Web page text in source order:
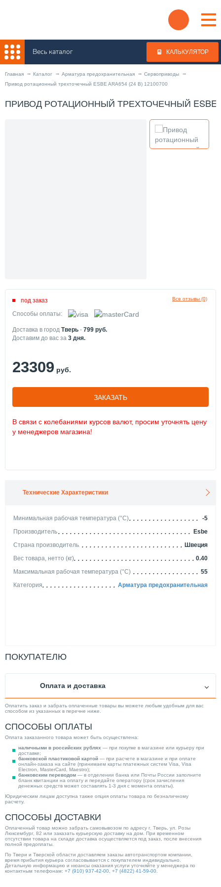
Весь каталог КАЛЬКУЛЯТОР
Главная Каталог Арматура предохранительная
Сервоприводы
Привод ротационный трехточечный ESBE ARA654 (24 В) 12100700
ПРИВОД РОТАЦИОННЫЙ ТРЕХТОЧЕЧНЫЙ ESBE
Все отзывы (0)
под заказ
Способы оплаты:
Доставка в город Тверь - 799 руб.
Доставим до вас за 3 дня.
23309 руб.
ЗАКАЗАТЬ
В связи с колебаниями курсов валют, просим уточнять цену
у менеджеров магазина!
Технические Характеристики
Минимальная рабочая температура (°С)
-5
Производитель
Esbe
Страна производитель
Швеция
Вес товара, нетто (кг)
0.40
Максимальная рабочая температура (°С)
55
Категория
Арматура предохранительная
ПОКУПАТЕЛЮ
Оплата и доставка
Оплатить заказ и забрать оплаченные товары вы можете любым удобным для вас
способом из указанных в перечне ниже.
СПОСОБЫ ОПЛАТЫ
Оплата заказанного товара может быть осуществлена:
наличными в российских рублях — при покупке в магазине или курьеру при
доставке;
банковской пластиковой картой — при расчете в магазине и при оплате
онлайн-заказа на сайте (принимаем карты платежных систем Visa, Visa
Electron, MasterCard, Maestro);
банковским переводом — в отделении банка или Почты России заполните
бланк квитанции на оплату и передайте оператору (срок зачисления
денежных средств может составлять 1-3 дня с момента оплаты).
Юридическим лицам доступна также опция оплаты товара по безналичному
расчету.
СПОСОБЫ ДОСТАВКИ
Оплаченный товар можно забрать самовывозом по адресу г. Тверь, ул. Розы
Люксембург, 82 или заказать курьерскую доставку на дом. При временном
отсутствии товара на складе доставка осуществляется под заказ, после внесения
полной предоплаты.
По Твери и Тверской области доставляем заказы автотранспортом компании,
время прибытия курьера согласовывается с покупателем индивидуально.
Детальную информацию и нюансы оказания услуги уточняйте у менеджера по
контактным телефонам: +7 (910) 937-42-00 +7 (4822) 41-59-00